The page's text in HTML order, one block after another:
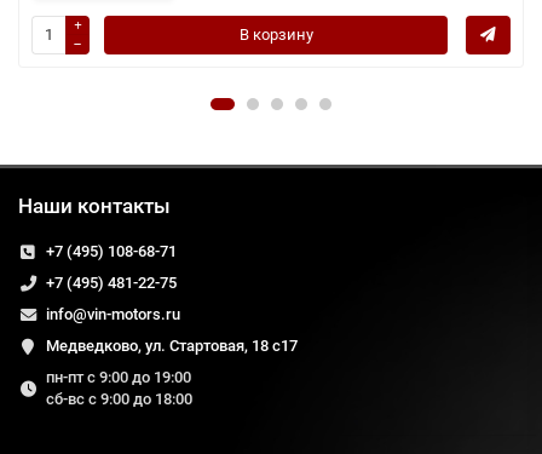
В корзину
Наши контакты
+7 (495) 108-68-71
+7 (495) 481-22-75
info@vin-motors.ru
Медведково, ул. Стартовая, 18 с17
пн-пт с 9:00 до 19:00
сб-вс с 9:00 до 18:00